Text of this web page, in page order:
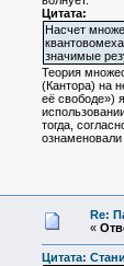
Цитата:
Насчет
значимые
Теория
(Кантора) на
её свободе»)
тогда,
Re:
«
Цитата: